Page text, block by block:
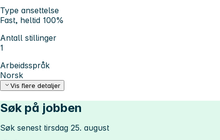
Type ansettelse
Fast, heltid 100%
Antall stillinger
1
Arbeidsspråk
Norsk
Vis flere detaljer
Søk på jobben
Søk senest tirsdag 25. august